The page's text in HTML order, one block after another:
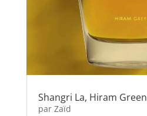
Shangri La, Hiram Green
par Zaïd